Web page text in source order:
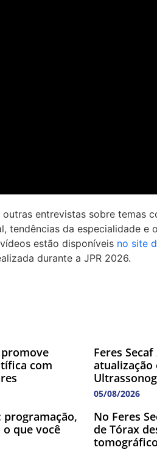
entrevistas sobre temas
tendências da especialidade e
estão disponíveis no site
durante a JPR 2026.
com
Feres
atualização
05/08/2026
programação,
que você
No Feres
de Tórax